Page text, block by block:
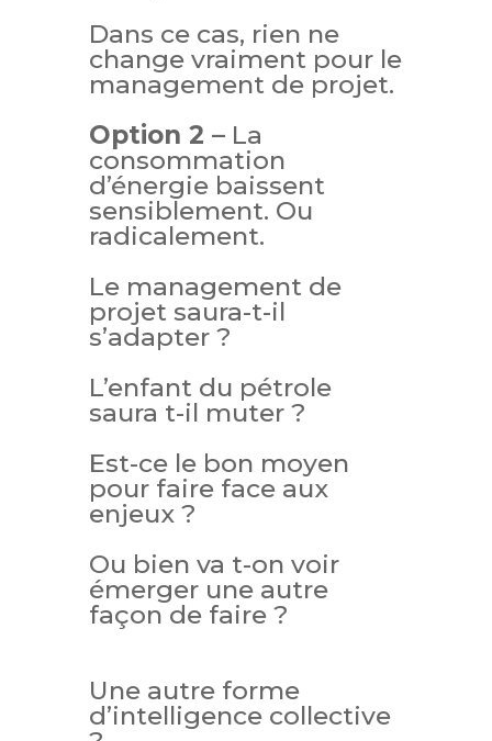
Dans ce cas, rien ne
change vraiment pour le
management de projet.
Option 2 –La
consommation
d’énergie baissent
sensiblement. Ou
radicalement.
Le management de
projet saura-t-il
s’adapter ?
L’enfant du pétrole
saura t-il muter ?
Est-ce le bon moyen
pour faire face aux
enjeux ?
Ou bien va t-on voir
émerger une autre
façon de faire ?
Une autre forme
d’intelligence collective